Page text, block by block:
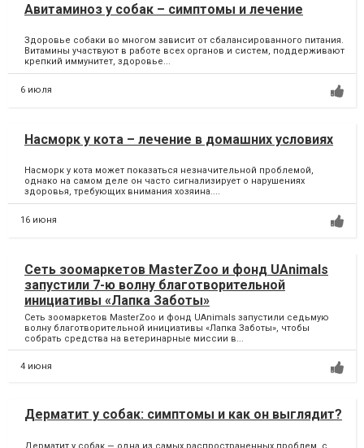
Авитаминоз у собак – симптомы и лечение
Здоровье собаки во многом зависит от сбалансированного питания.
Витамины участвуют в работе всех органов и систем, поддерживают
крепкий иммунитет, здоровье...
6 июля
Насморк у кота – лечение в домашних условиях
Насморк у кота может показаться незначительной проблемой,
однако на самом деле он часто сигнализирует о нарушениях
здоровья, требующих внимания хозяина....
16 июня
Сеть зоомаркетов MasterZoo и фонд UAnimals
запустили 7-ю волну благотворительной
инициативы «Лапка Заботы»
Сеть зоомаркетов MasterZoo и фонд UAnimals запустили седьмую
волну благотворительной инициативы «Лапка Заботы», чтобы
собрать средства на ветеринарные миссии в...
4 июня
Дерматит у собак: симптомы и как он выглядит?
Дерматит у собак — одна из самых распространенных проблем, с